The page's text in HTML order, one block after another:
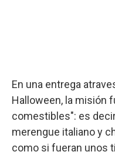
En una entrega
Halloween, la misión
comestibles": es
merengue italiano y
como si fueran unos